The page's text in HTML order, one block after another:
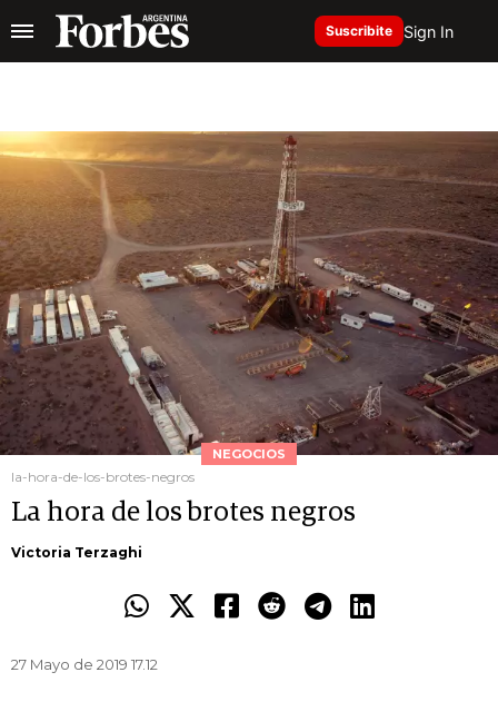
Suscribite Sign In
NEGOCIOS
la-hora-de-los-brotes-negros
La hora de los brotes negros
Victoria Terzaghi
27 Mayo de 2019 17.12